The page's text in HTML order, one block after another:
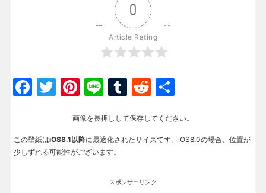
0
Article Rating
Facebook
Twitter
Pinterest
LineTumblr
Reddit
画像を長押しして保存してください。
この壁紙はiOS8.1以降に最適化されたサイズです。iOS8.0の場合、位置が
少しずれる可能性がございます。
スポンサーリンク